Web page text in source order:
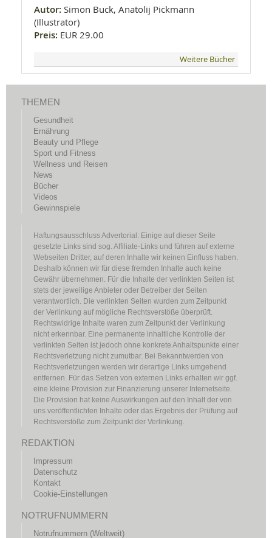
Autor: Simon Buck, Anatolij Pickmann
(Illustrator)
Preis: EUR 29.00
Weitere Bücher
THEMEN
Gesundheit
Ernährung
Beauty und Pflege
Sport und Fitness
Wellness und Reisen
News
Bücher
Videos
Gewinnspiele
Haftungsausschluss Advertorial: Einige auf dieser Seite
gesetzte Links sind sog. Affiliate-Links und führen auf externe
Webseiten Dritter, auf deren Inhalte wir keinen Einfluss haben.
Deshalb können wir für diese fremden Inhalte auch keine
Gewähr übernehmen. Für die Inhalte der verlinkten Seiten ist
stets der jeweilige Anbieter oder Betreiber der Seiten
verantwortlich. Die verlinkten Seiten wurden zum Zeitpunkt
der Verlinkung auf mögliche Rechtsverstöße überprüft.
Rechtswidrige Inhalte waren zum Zeitpunkt der Verlinkung
nicht erkennbar. Eine permanente inhaltliche Kontrolle der
verlinkten Seiten ist jedoch ohne konkrete Anhaltspunkte einer
Rechtsverletzung nicht zumutbar. Bei Bekanntwerden von
Rechtsverletzungen werden wir derartige Links umgehend
entfernen. Für das Setzen von externen Links erhalten wir ggf.
eine kleine Provision zur Finanzierung unserer Internetseite.
Die Provision hat keine Auswirkungen auf den Inhalt der von
uns veröffentlichten Inhalte oder das Ergebnis der Prüfung auf
Rechtsverstöße zum Zeitpunkt der Verlinkung.
REDAKTION
Impressum
Datenschutz
Kontakt
Cookie-Einstellungen
NOTRUFNUMMERN
Notrufnummern (Weltweit)